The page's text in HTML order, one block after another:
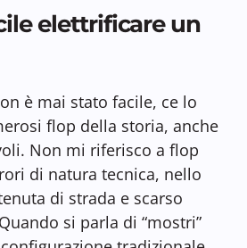
elettrificare un
è mai stato facile, ce lo
flop della storia, anche
Non mi riferisco a flop
di natura tecnica, nello
di strada e scarso
si parla di “mostri”